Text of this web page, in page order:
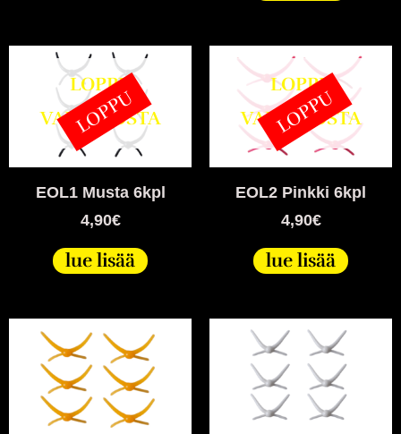
LOPPU
VARASTOSTA
EOL1 Musta 6kpl
4,90€
lue lisää
LOPPU
LOPPU
VARASTOSTA
EOL2 Pinkki 6kpl
4,90€
lue lisää
LOPPU